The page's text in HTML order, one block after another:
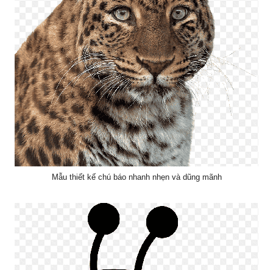
Mẫu thiết kế chú báo nhanh nhẹn và dũng mãnh